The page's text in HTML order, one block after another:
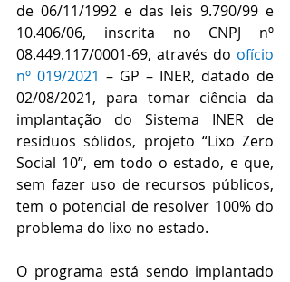
de 06/11/1992 e das leis 9.790/99 e
10.406/06, inscrita no CNPJ nº
08.449.117/0001-69, através do ofício
nº 019/2021 – GP – INER, datado de
02/08/2021, para tomar ciência da
implantação do Sistema INER de
resíduos sólidos, projeto “Lixo Zero
Social 10”, em todo o estado, e que,
sem fazer uso de recursos públicos,
tem o potencial de resolver 100% do
problema do lixo no estado.
O programa está sendo implantado